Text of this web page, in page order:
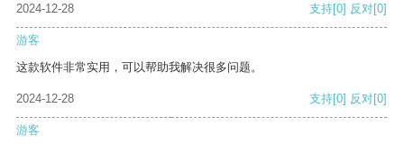
2024-12-28 支持[0] 反对[0]
游客
这款软件非常实用，可以帮助我解决很多问题。
2024-12-28 支持[0] 反对[0]
游客